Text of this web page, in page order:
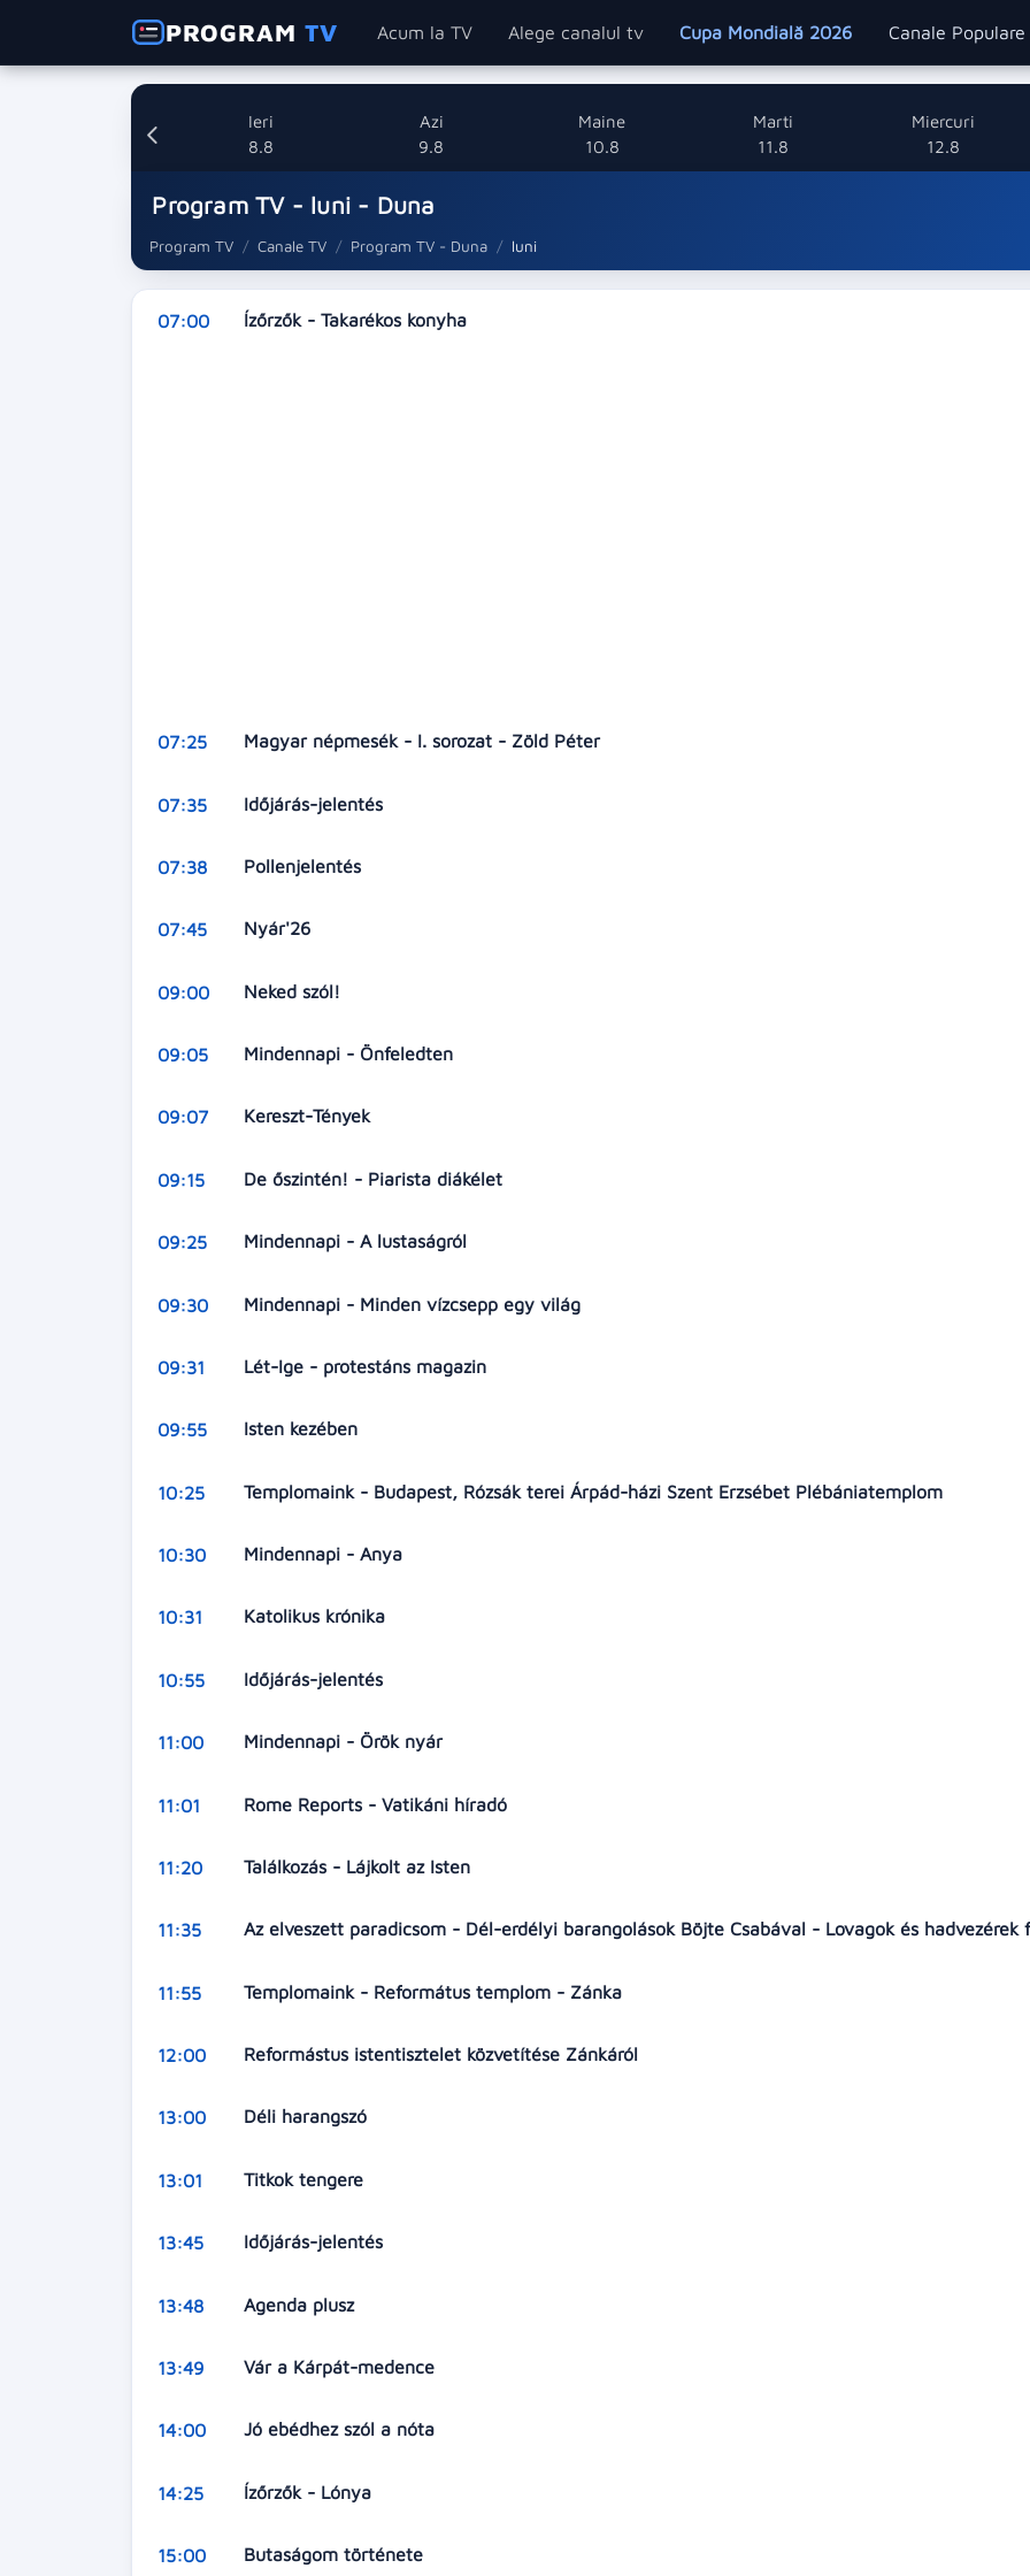
PROGRAMTV Acum la TV Alege canalul tv Cupa Mondială 2026 Canale Populare
Ieri
8.8
Azi
9.8
Maine
10.8
Marti
11.8
Miercuri
12.8
Program TV - luni - Duna
Program TV Canale TV Program TV - Duna luni
07:00 Ízőrzők - Takarékos konyha
07:25 Magyar népmesék - I. sorozat - Zöld Péter
07:35 Időjárás-jelentés
07:38 Pollenjelentés
07:45 Nyár'26
09:00 Neked szól!
09:05 Mindennapi - Önfeledten
09:07 Kereszt-Tények
09:15 De őszintén! - Piarista diákélet
09:25 Mindennapi - A lustaságról
09:30 Mindennapi - Minden vízcsepp egy világ
09:31 Lét-Ige - protestáns magazin
09:55 Isten kezében
10:25 Templomaink - Budapest, Rózsák terei Árpád-házi Szent Erzsébet Plébániatemplom
10:30 Mindennapi - Anya
10:31 Katolikus krónika
10:55 Időjárás-jelentés
11:00 Mindennapi - Örök nyár
11:01 Rome Reports - Vatikáni híradó
11:20 Találkozás - Lájkolt az Isten
11:35 Az elveszett paradicsom - Dél-erdélyi barangolások Böjte Csabával - Lovagok és hadvezérek
11:55 Templomaink - Református templom - Zánka
12:00 Reformástus istentisztelet közvetítése Zánkáról
13:00 Déli harangszó
13:01 Titkok tengere
13:45 Időjárás-jelentés
13:48 Agenda plusz
13:49 Vár a Kárpát-medence
14:00 Jó ebédhez szól a nóta
14:25 Ízőrzők - Lónya
15:00 Butaságom története